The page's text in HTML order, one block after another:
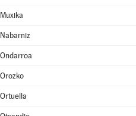
Muxika
Nabarniz
Ondarroa
Orozko
Ortuella